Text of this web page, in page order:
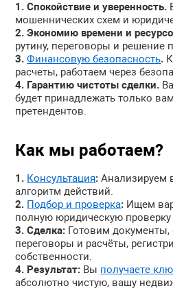
Спокойствие и уверенность.
мошеннических схем и
Экономию времени и
рутину, переговоры и решение
Финансовую безопасность.
расчеты, работаем через
Гарантию чистоты сделки.
будет принадлежать только
претендентов.
Как мы работаем?
Консультация: Анализируем
алгоритм действий.
Подбор и проверка: Ищем
полную юридическую
Сделка: Готовим
переговоры и расчёты,
собственности.
Результат: Вы получаете
абсолютно чистую, вашу